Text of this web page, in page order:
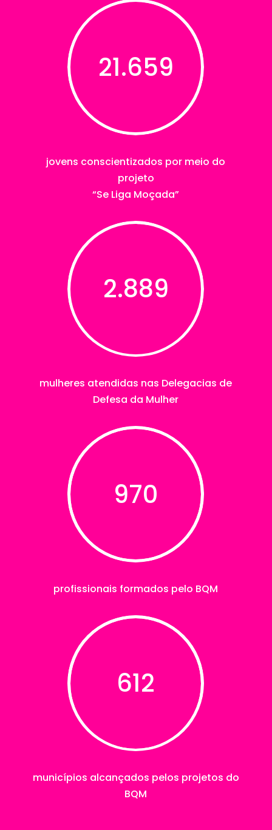
21.659
jovens conscientizados por meio do
projeto
“Se Liga Moçada”
2.889
mulheres atendidas nas Delegacias de
Defesa da Mulher
970
profissionais formados pelo BQM
612
municípios alcançados pelos projetos do
BQM